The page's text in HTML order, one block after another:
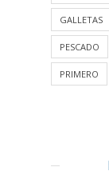
GALLETAS
PESCADO
PRIMERO